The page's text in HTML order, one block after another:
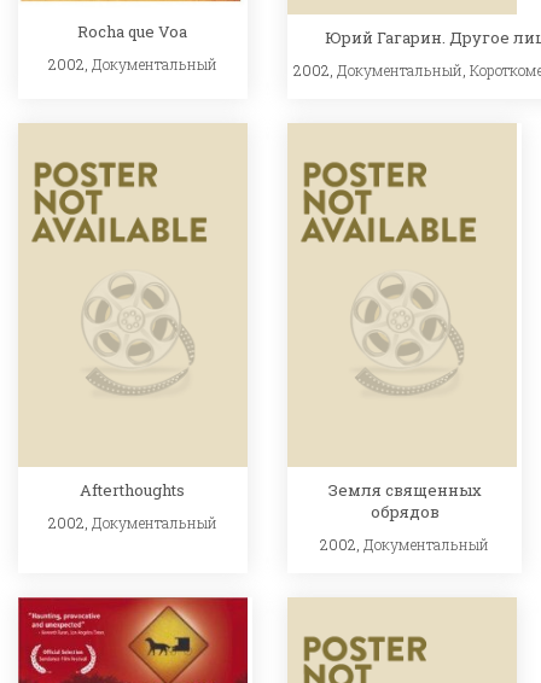
Rocha que Voa
2002, Документальный
Юрий Гагарин. Другое
2002,Документальный,
Afterthoughts
2002, Документальный
Земля священных
обрядов
2002, Документальный